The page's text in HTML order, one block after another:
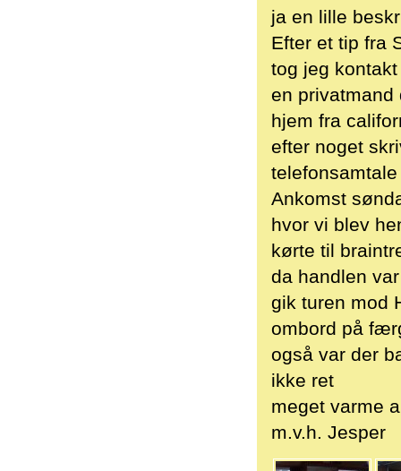
ja en lille
Efter et tip fra
tog jeg
en privatmand
hjem fra
efter noget
Ankomst
hvor vi blev
kørte til
da handlen
gik turen mod
ombord på
også var der
ikke ret
meget varme
m.v.h. Jesper